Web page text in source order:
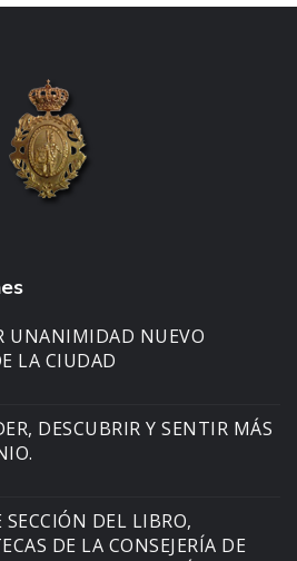
UNANIMIDAD NUEVO
LA CIUDAD
DESCUBRIR Y SENTIR MÁS
SECCIÓN DEL LIBRO,
DE LA CONSEJERÍA DE